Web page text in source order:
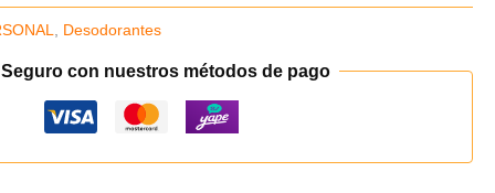
Desodorantes
Seguro con nuestros métodos de pago